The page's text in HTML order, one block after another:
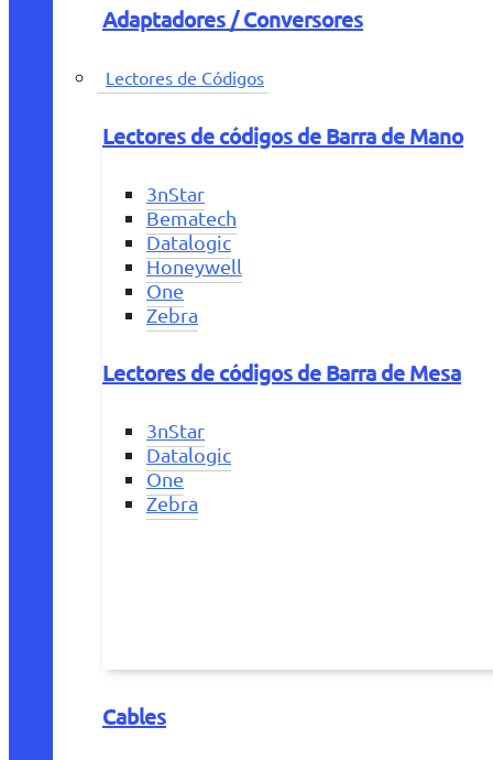
Adaptadores / Conversores
Lectores de Códigos
Lectores de códigos de Barra de Mano
3nStar
Bematech
Datalogic
Honeywell
One
Zebra
Lectores de códigos de Barra de Mesa
3nStar
Datalogic
One
Zebra
Cables